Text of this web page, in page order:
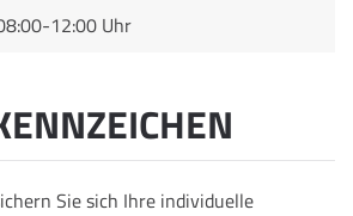
12:00 Uhr
Sie sich Ihre individuelle